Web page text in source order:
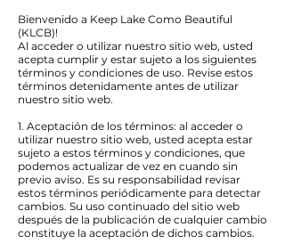
Bienvenido a Keep Lake Como Beautiful
(KLCB)!
Al acceder o utilizar nuestro sitio web, usted
acepta cumplir y estar sujeto a los siguientes
términos y condiciones de uso. Revise estos
términos detenidamente antes de utilizar
nuestro sitio web.
1. Aceptación de los términos: al acceder o
utilizar nuestro sitio web, usted acepta estar
sujeto a estos términos y condiciones, que
podemos actualizar de vez en cuando sin
previo aviso. Es su responsabilidad revisar
estos términos periódicamente para detectar
cambios. Su uso continuado del sitio web
después de la publicación de cualquier cambio
constituye la aceptación de dichos cambios.